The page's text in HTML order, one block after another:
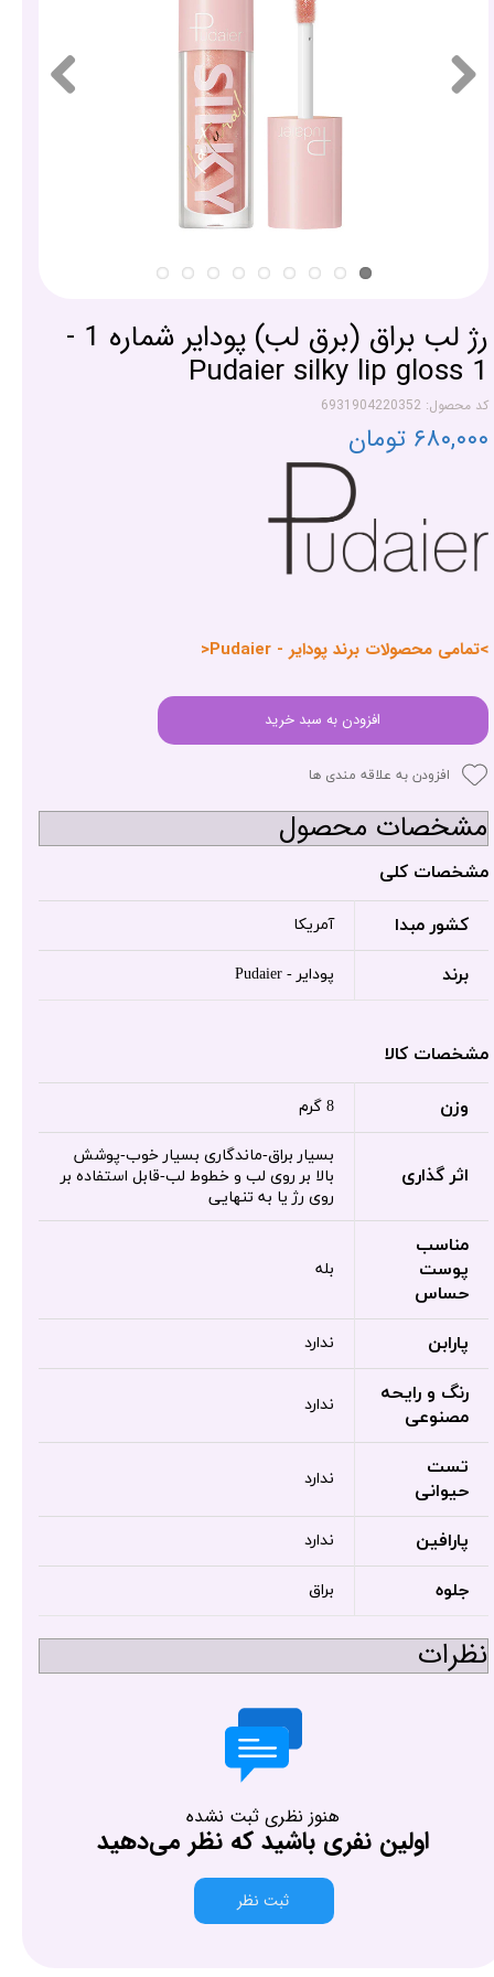
رژ لب براق (برق لب) پودایر شماره 1 -
Pudaier silky lip gloss 1
کد محصول: 6931904220352
۶۸۰,۰۰۰ تومان
>تمامی محصولات برند پودایر - Pudaier<
افزودن به سبد خرید
افزودن به علاقه مندی ها
مشخصات محصول
مشخصات کلی
کشور مبدا آمریکا
برند پودایر - Pudaier
مشخصات کالا
وزن 8 گرم
اثر گذاری
بسیار براق-ماندگاری بسیار خوب-پوشش
بالا بر روی لب و خطوط لب-قابل استفاده بر
روی رژ یا به تنهایی
مناسب
پوست
حساس
بله
پارابن ندارد
رنگ و رایحه
مصنوعی
ندارد
تست
حیوانی
ندارد
پارافین ندارد
جلوه براق
نظرات
هنوز نظری ثبت نشده
اولین نفری باشید که نظر می‌دهید
ثبت نظر